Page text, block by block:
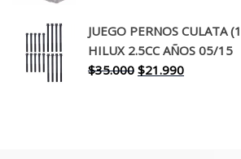
original
era:
$30.000.
actual
es:
$17.990.
JUEGO PERNOS CULATA
HILUX 2.5CC AÑOS 05/15
$35.000 El
$21.990El